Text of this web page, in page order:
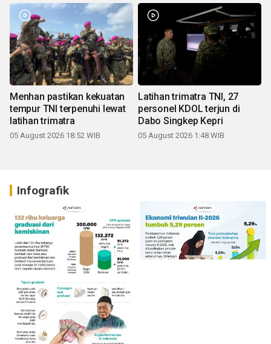
Menhan pastikan kekuatan
tempur TNI terpenuhi lewat
latihan trimatra
05 August 2026 18:52 WIB
Latihan trimatra TNI, 27
personel KDOL terjun di
Dabo Singkep Kepri
05 August 2026 1:48 WIB
Infografik